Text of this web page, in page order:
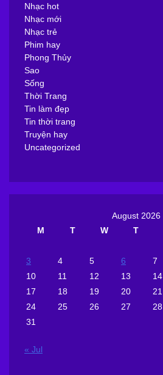
Nhạc hot
Nhạc mới
Nhạc trẻ
Phim hay
Phong Thủy
Sao
Sống
Thời Trang
Tin làm đẹp
Tin thời trang
Truyện hay
Uncategorized
August 2026
M
T W T
3
4 5 6 7
10
11 12 13 14
17
18 19 20 21
24
25 26 27 28
31
« Jul